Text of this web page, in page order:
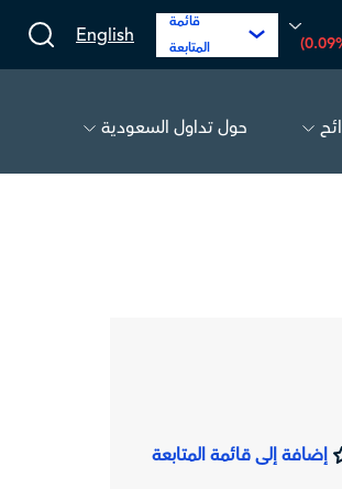
قائمة
المتابعة
English
حول تداول السعودية
إضافة إلى قائمة المتابعة